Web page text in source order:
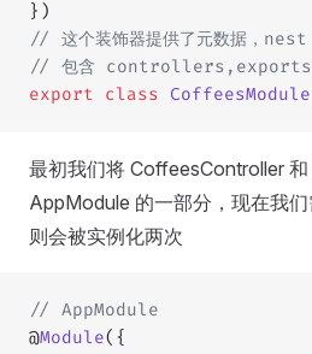
})
// 这个装饰器提供了元数据，nest
// 包含
export class CoffeesModule
最初我们将 CoffeesController
AppModule 的一部分，现在我
则会被实例化两次
// AppModule
@Module({